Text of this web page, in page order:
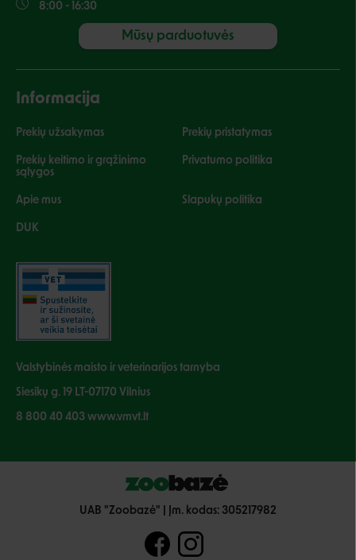
8:00 - 16:30
Mūsų parduotuvės
Informacija
Prekių užsakymas Prekių pristatymas
Prekių keitimo ir grąžinimo
sąlygos
Privatumo politika
Apie mus Slapukų politika
DUK
Valstybinės maisto ir veterinarijos tarnyba
Siesikų g. 19 LT-07170 Vilnius
8 800 40 403 www.vmvt.lt
UAB "Zoobazė" | Įm. kodas: 305217982